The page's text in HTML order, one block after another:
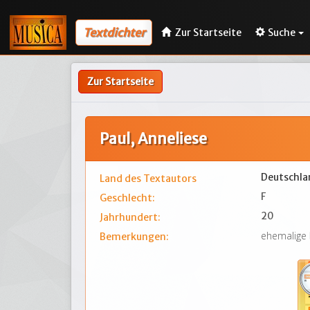
Textdichter Zur Startseite Suche
Zur Startseite
Paul, Anneliese
Land des Textautors
Geschlecht:
F
Jahrhundert:
20
Bemerkungen:
ehemalige